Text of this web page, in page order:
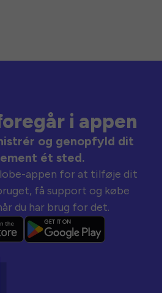
i appen
og genopfyld dit
ét sted.
appen for at tilføje dit
få support og købe
du har brug for det.